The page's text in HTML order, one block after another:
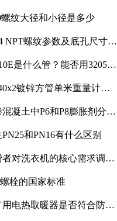
纹大径和小径是多少
NPT螺纹参数及底孔尺寸详
是什么管？能否用3205或
镀锌方管单米重量计算
凝土中P6和P8膨胀剂分别
和PN16有什么区别
者对洗衣机的核心需求调研
栓的国家标准
用电热取暖器是否符合防爆